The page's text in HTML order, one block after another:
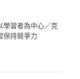
學習者為中心／克
保持競爭力